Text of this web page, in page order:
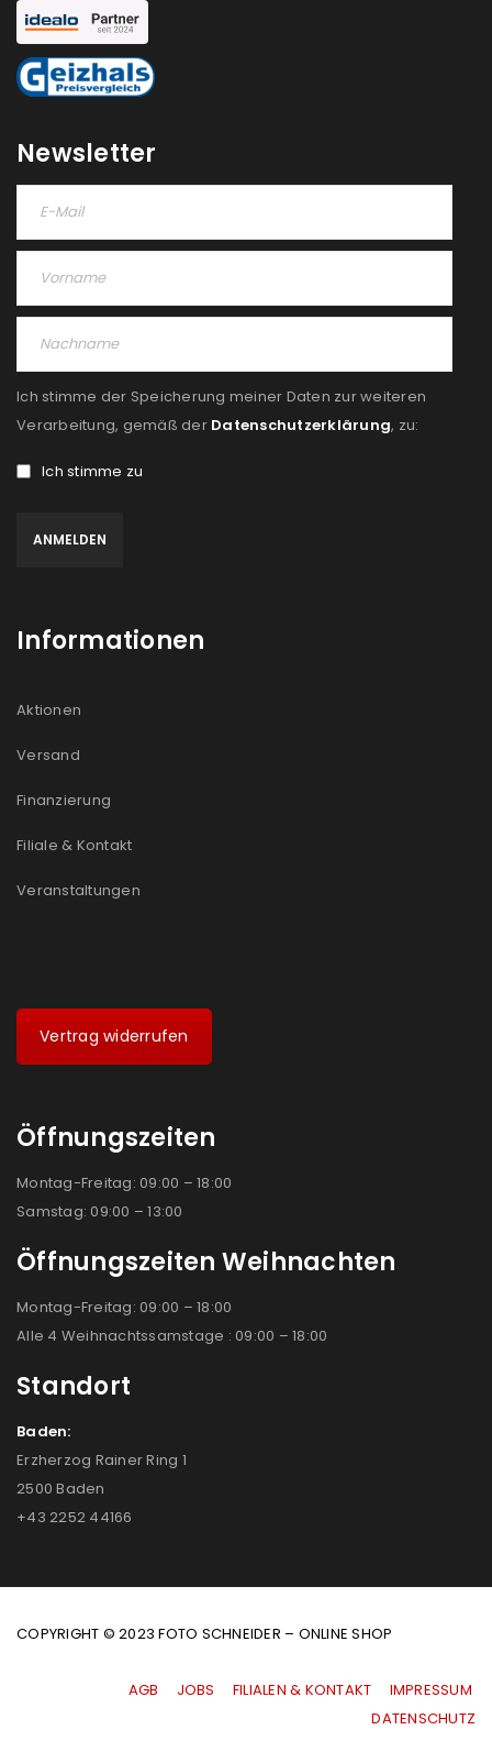
Benutzername oder E-Mail-Adresse
ANMELDEN
PASSWORT VERGESSEN?
REGISTRIEREN
E-Mail-Adresse
NEWSLETTER ABONNIEREN
Please select all the ways you would like to hear from
Newsletter
Ich stimme der Speicherung meiner Daten zur weiteren
Verarbeitung, gemäß der Datenschutzerklärung, zu:
Ich stimme zu
Informationen
Aktionen
Versand
Finanzierung
Filiale & Kontakt
Veranstaltungen
Vertrag widerrufen
Öffnungszeiten
Montag-Freitag: 09:00 – 18:00
Samstag: 09:00 – 13:00
Öffnungszeiten Weihnachten
Montag-Freitag: 09:00 – 18:00
Alle 4 Weihnachtssamstage : 09:00 – 18:00
Standort
Baden:
Erzherzog Rainer Ring 1
2500 Baden
+43 2252 44166
COPYRIGHT © 2023 FOTO SCHNEIDER – ONLINE SHOP
AGB JOBS FILIALEN & KONTAKT
IMPRESSUM
|DATENSCHUTZ